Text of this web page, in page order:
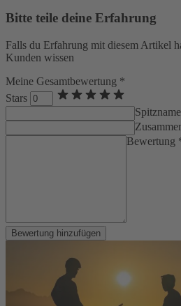
Bitte teile deine Erfahrung
Falls du Erfahrung mit diesem Artikel
Kunden wissen
Meine Gesamtbewertung *
Stars
Bewertung
Bewertung hinzufügen